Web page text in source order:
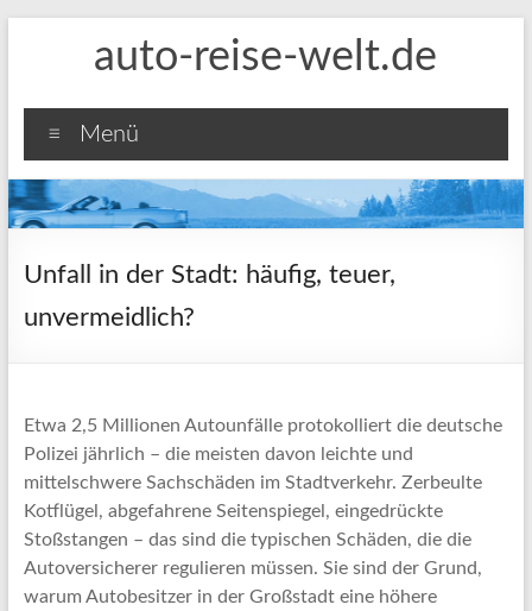
auto-reise-welt.de
Menü
Unfall in der Stadt: häufig, teuer,
unvermeidlich?
Etwa 2,5 Millionen Autounfälle protokolliert die deutsche
Polizei jährlich – die meisten davon leichte und
mittelschwere Sachschäden im Stadtverkehr. Zerbeulte
Kotflügel, abgefahrene Seitenspiegel, eingedrückte
Stoßstangen – das sind die typischen Schäden, die die
Autoversicherer regulieren müssen. Sie sind der Grund,
warum Autobesitzer in der Großstadt eine höhere